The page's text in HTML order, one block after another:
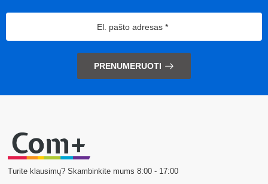
PRENUMERUOTI
Turite klausimų? Skambinkite mums 8:00 - 17:00